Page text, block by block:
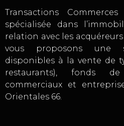
Transactions
spécialisée dans
relation avec les
vous proposons une
disponibles à la vente de
restaurants), fonds
commerciaux et
Orientales 66.